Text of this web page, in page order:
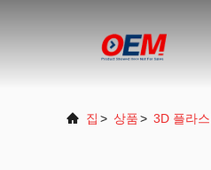
집 > 상품> 3D 플라